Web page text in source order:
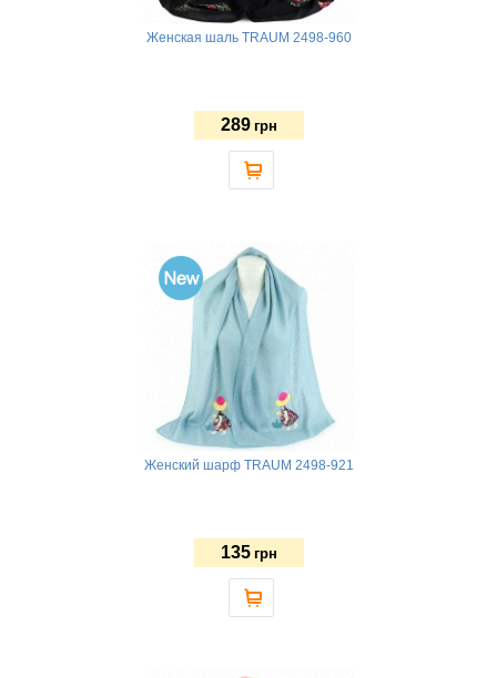
Женская шаль TRAUM 2498-960
289 грн
Женский шарф TRAUM 2498-921
135 грн